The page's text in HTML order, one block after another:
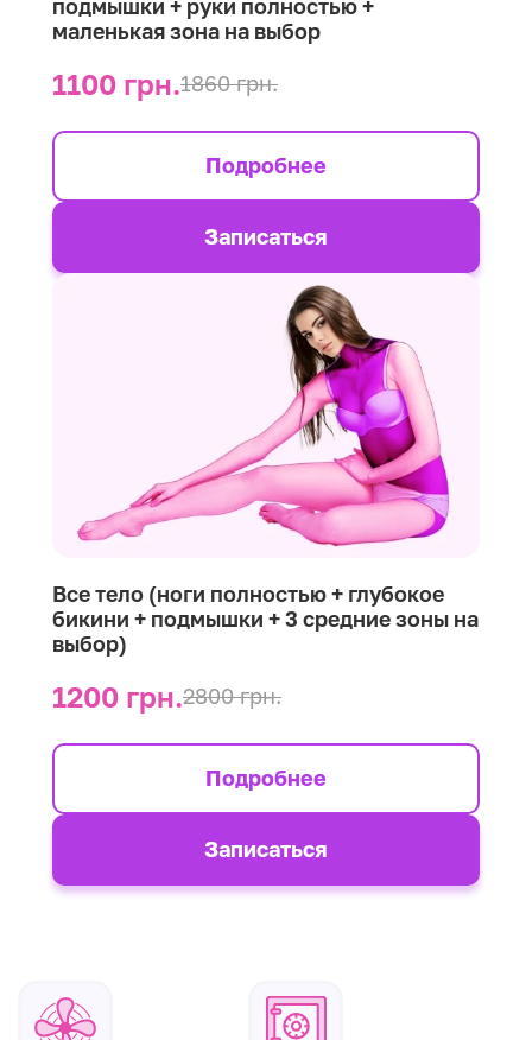
подмышки + руки полностью +
маленькая зона на выбор
1100 грн.1860 грн.
Подробнее
Записаться
Все тело (ноги полностью + глубокое
бикини + подмышки + 3 средние зоны на
выбор)
1200 грн.2800 грн.
Подробнее
Записаться